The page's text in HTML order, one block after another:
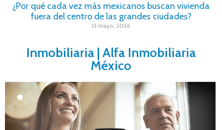
¿Por qué cada vez más mexicanos buscan vivienda
fuera del centro de las grandes ciudades?
13 mayo, 2026
Inmobiliaria | Alfa Inmobiliaria
México